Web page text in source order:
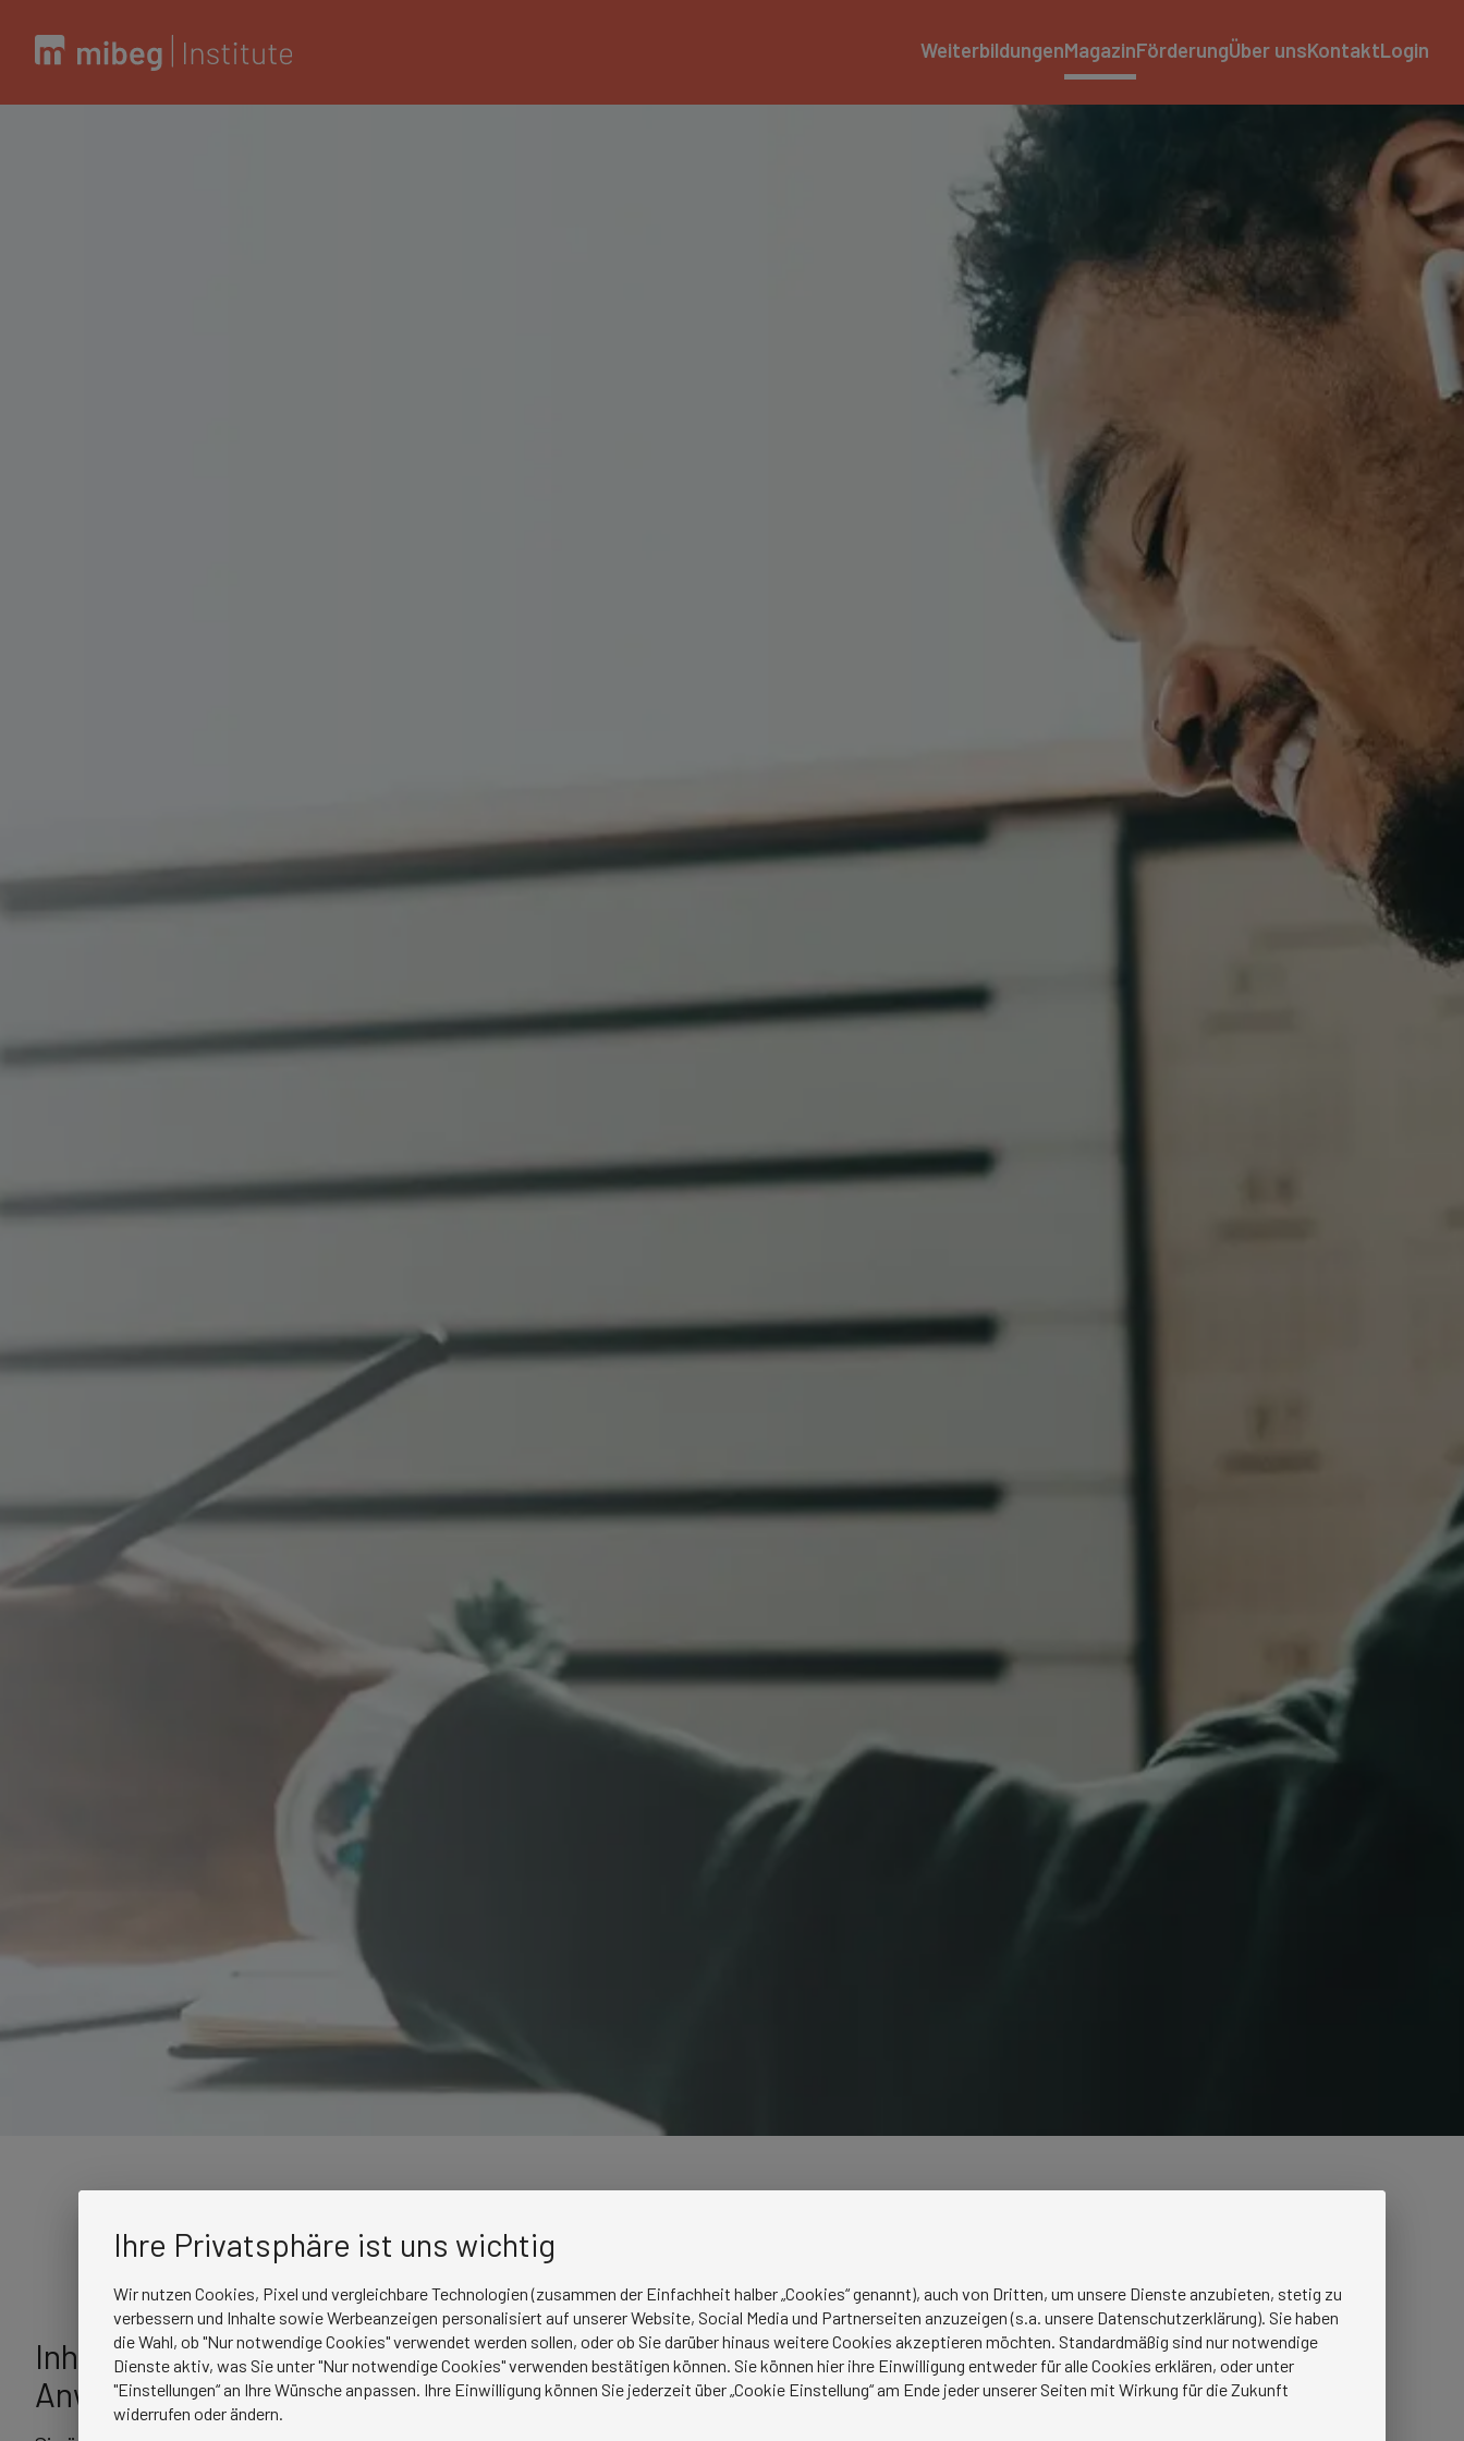
WeiterbildungenMagazinFörderungÜber unsKontaktLogin
Inhalte der Umschulung zum/zur Fachinformatiker:in
Anwendungsentwicklung: Was Sie erwartet
Ihre Privatsphäre ist uns wichtig
Wir nutzen Cookies, Pixel und vergleichbare Technologien (zusammen der Einfachheit halber „Cookies“ genannt), auch von Dritten, um unsere Dienste anzubieten, stetig zu
verbessern und Inhalte sowie Werbeanzeigen personalisiert auf unserer Website, Social Media und Partnerseiten anzuzeigen (s.a. unsere Datenschutzerklärung). Sie haben
die Wahl, ob "Nur notwendige Cookies" verwendet werden sollen, oder ob Sie darüber hinaus weitere Cookies akzeptieren möchten. Standardmäßig sind nur notwendige
Dienste aktiv, was Sie unter "Nur notwendige Cookies" verwenden bestätigen können. Sie können hier ihre Einwilligung entweder für alle Cookies erklären, oder unter
"Einstellungen“ an Ihre Wünsche anpassen. Ihre Einwilligung können Sie jederzeit über „Cookie Einstellung“ am Ende jeder unserer Seiten mit Wirkung für die Zukunft
widerrufen oder ändern.